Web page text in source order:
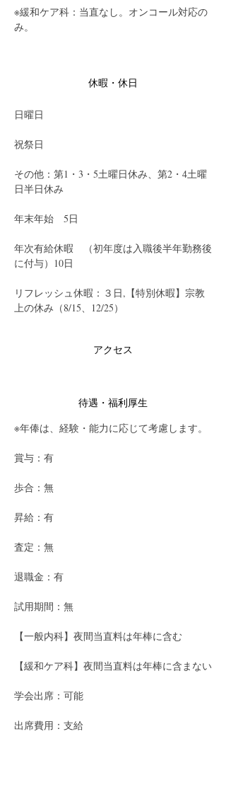
※緩和ケア科：当直なし。オンコール対応の
み。
休暇・休日
日曜日
祝祭日
その他：第1・3・5土曜日休み、第2・4土曜
日半日休み
年末年始　5日
年次有給休暇　（初年度は入職後半年勤務後
に付与）10日
リフレッシュ休暇：３日,【特別休暇】宗教
上の休み（8/15、12/25）
アクセス
待遇・福利厚生
※年俸は、経験・能力に応じて考慮します。
賞与：有
歩合：無
昇給：有
査定：無
退職金：有
試用期間：無
【一般内科】夜間当直料は年棒に含む
【緩和ケア科】夜間当直料は年棒に含まない
学会出席：可能
出席費用：支給